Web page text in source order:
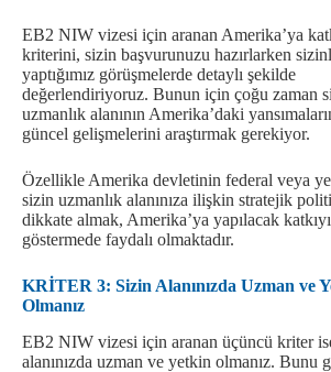
EB2 NIW vizesi için aranan Amerika’ya
kriterini, sizin başvurunuzu hazırlarken
yaptığımız görüşmelerde detaylı şekilde
değerlendiriyoruz. Bunun için çoğu zaman
uzmanlık alanının Amerika’daki
güncel gelişmelerini araştırmak gerekiyor.
Özellikle Amerika devletinin federal veya
sizin uzmanlık alanınıza ilişkin stratejik
dikkate almak, Amerika’ya yapılacak katkıyı
göstermede faydalı olmaktadır.
KRİTER 3: Sizin Alanınızda Uzman ve
Olmanız
EB2 NIW vizesi için aranan üçüncü kriter
alanınızda uzman ve yetkin olmanız. Bunu